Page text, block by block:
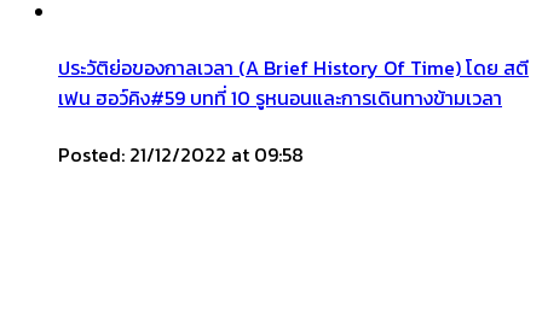
ประวัติย่อของกาลเวลา (A Brief History Of Time) โดย สตี
เฟน ฮอว์คิง#59 บทที่ 10 รูหนอนและการเดินทางข้ามเวลา
Posted: 21/12/2022 at 09:58